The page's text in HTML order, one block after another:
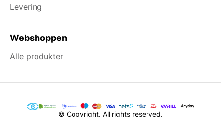
Levering
Webshoppen
Alle produkter
© Copyright. All rights reserved.